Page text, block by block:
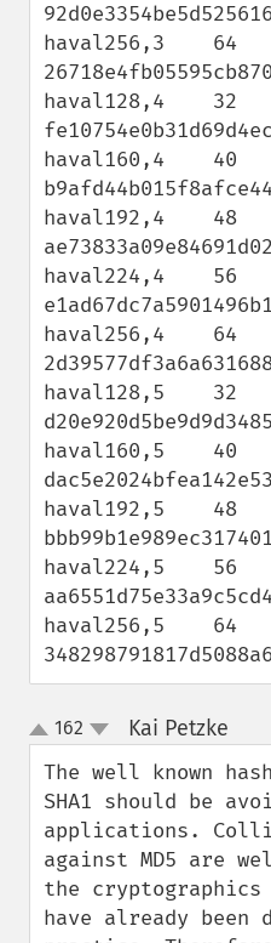
haval256,3    64
haval128,4    32
haval160,4    40
haval192,4    48
haval224,4    56
haval256,4    64
haval128,5    32
haval160,5    40
haval192,5    48
haval224,5    56
haval256,5    64
up
down
162 Kai Petzke
The well known
SHA1 should be
applications.
against MD5 are
the
have already been